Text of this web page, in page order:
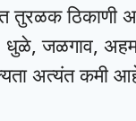
तुरळक ठिकाणी
जळगाव,
अत्यंत कमी